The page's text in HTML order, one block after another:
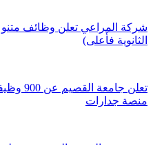
شركة المراعي تعلن وظائف
الثانوية فأعلى)
تعلن
منصة جدارات